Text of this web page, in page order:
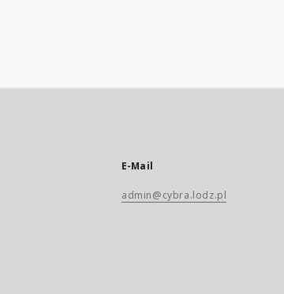
E-Mail
admin@cybra.lodz.pl